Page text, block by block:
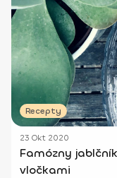
Recepty
23 Okt 2020
Famózny
vločkami